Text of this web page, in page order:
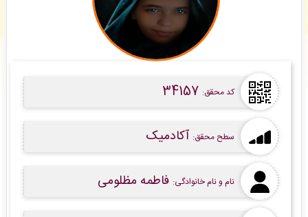
: پیش فاکتور شما با موفقیت پرداخت شد و سفارش تایپ، صفحه آرایی شما در
( جمعه ۰۵/۰۵/۱۶ ۲۰:۳۴:۲۴)
: سفارش تحلیل آماری با SPSS شما ثبت شد به زودی توسط اپراتور بررسی خواهد
: پیش فاکتور شما با موفقیت پرداخت شد و سفارش تایپ، صفحه آرایی شما در حال
انجام است. - ( جمعه ۰۵/۰۵/۱۶ ۲۰:۲۳:۲۲)
کد محقق:
سطح محقق: آکادمیک
نام و نام خانوادگی: فاطمه مظلومی